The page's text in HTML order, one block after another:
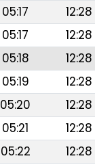
05:17 12:28
05:17 12:28
05:18 12:28
05:19 12:28
05:20 12:28
05:21 12:28
05:22 12:28